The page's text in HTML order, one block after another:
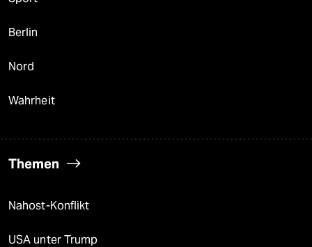
Berlin
Nord
Wahrheit
Themen
Nahost-Konflikt
USA unter Trump